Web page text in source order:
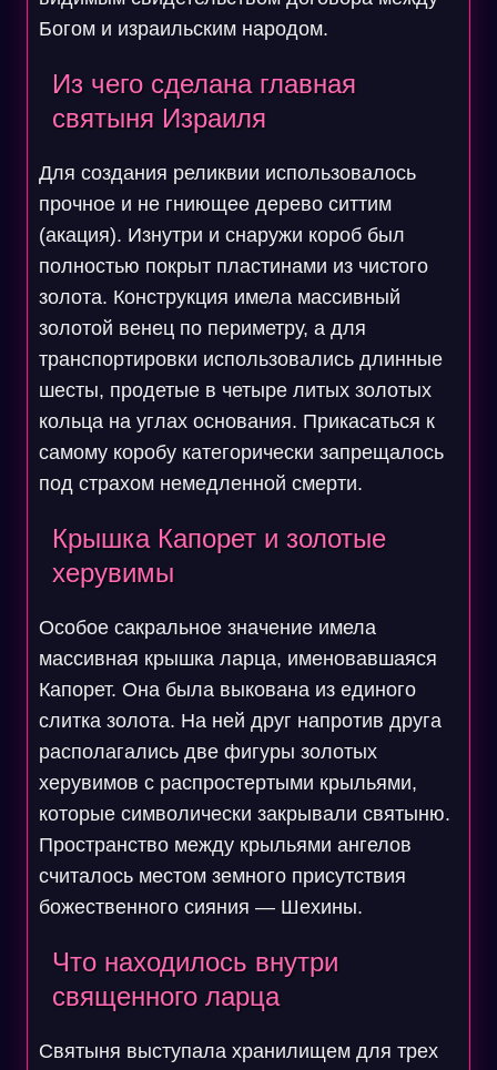
Богом и израильским народом.
Из чего сделана главная
святыня Израиля
Для создания реликвии использовалось
прочное и не гниющее дерево ситтим
(акация). Изнутри и снаружи короб был
полностью покрыт пластинами из чистого
золота. Конструкция имела массивный
золотой венец по периметру, а для
транспортировки использовались длинные
шесты, продетые в четыре литых золотых
кольца на углах основания. Прикасаться к
самому коробу категорически запрещалось
под страхом немедленной смерти.
Крышка Капорет и золотые
херувимы
Особое сакральное значение имела
массивная крышка ларца, именовавшаяся
Капорет. Она была выкована из единого
слитка золота. На ней друг напротив друга
располагались две фигуры золотых
херувимов с распростертыми крыльями,
которые символически закрывали святыню.
Пространство между крыльями ангелов
считалось местом земного присутствия
божественного сияния — Шехины.
Что находилось внутри
священного ларца
Святыня выступала хранилищем для трех